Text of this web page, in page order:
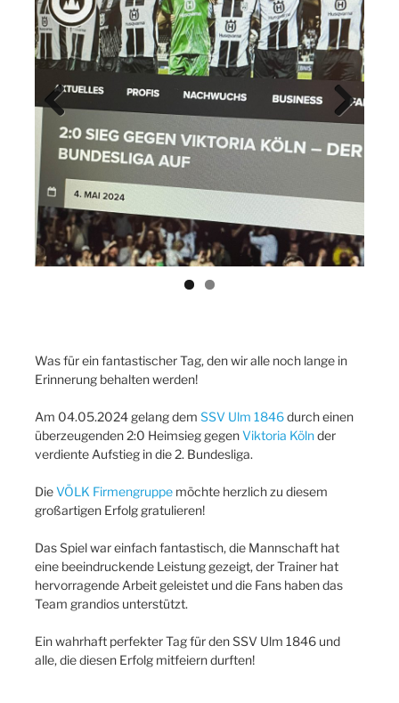
Previ
ous
Next
Was für ein fantastischer Tag, den wir alle noch lange in
Erinnerung behalten werden!
Am 04.05.2024 gelang dem SSV Ulm 1846durch einen
überzeugenden 2:0 Heimsieg gegenViktoria Kölnder
verdiente Aufstieg in die 2. Bundesliga.
DieVÖLK Firmengruppe möchte herzlich zu diesem
großartigen Erfolg gratulieren!
Das Spiel war einfach fantastisch, die Mannschaft hat
eine beeindruckende Leistung gezeigt, der Trainer hat
hervorragende Arbeit geleistet und die Fans haben das
Team grandios unterstützt.
Ein wahrhaft perfekter Tag für den SSV Ulm 1846 und
alle, die diesen Erfolg mitfeiern durften!